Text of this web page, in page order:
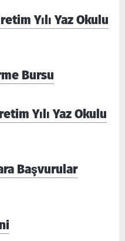
Yılı Yaz Okulu
Bursu
Yılı Yaz Okulu
Başvurular